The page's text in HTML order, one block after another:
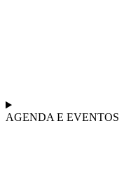
AGENDA E EVENTOS